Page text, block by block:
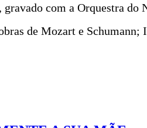
com a Orquestra do
de Mozart e Schumann;